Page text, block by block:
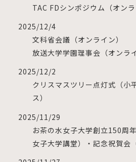
TAC FDシンポジウム（オンラ
2025/12/4
文科省会議（オンライン）
放送大学学園理事会（オンライ
2025/12/2
クリスマスツリー点灯式（小
ス）
2025/11/29
お茶の水女子大学創立150周
女子大学講堂）・記念祝賀会